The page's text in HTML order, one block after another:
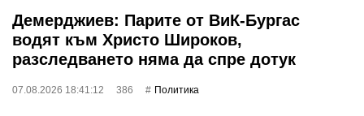
Демерджиев: Парите от ВиК-Бургас
водят към Христо Широков,
разследването няма да спре дотук
07.08.2026 18:41:12 386 Политика